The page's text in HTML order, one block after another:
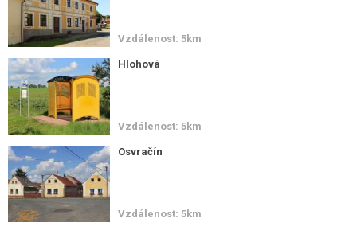
Vzdálenost: 5km
Hlohová
Vzdálenost: 5km
Osvračín
Vzdálenost: 5km